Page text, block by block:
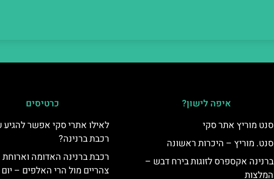
איפה לישון?
סנט מוריץ אתר סקי
סנט. מוריץ – היכרות ראשונה
ברנינה אקספרס לזוגות בירח דבש –
המלצות
כרטיסים
לאילו אתרי סקי אפשר להגיע
רכבת ברנינה?
רכבת ברנינה האדומה וארוחת
צהריים מול הרי האלפים – יום